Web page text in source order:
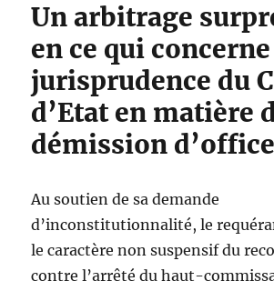
Un arbitrage
en ce qui
jurisprudence du
d’Etat en matière
démission d’office
Au soutien de sa demande
d’inconstitutionnalité, le
le caractère non suspensif du
contre l’arrêté du haut-